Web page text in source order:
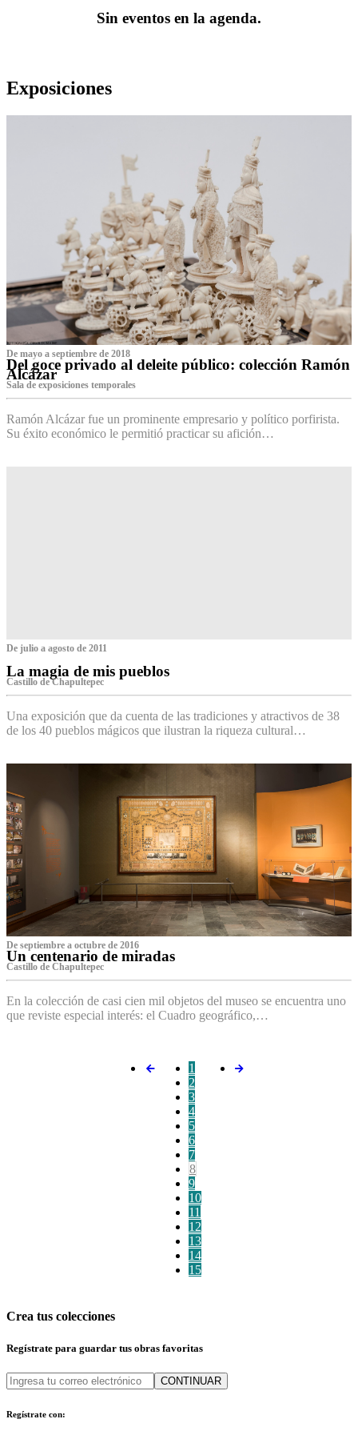
Sin eventos en la agenda.
Exposiciones
De mayo a septiembre de 2018
Del goce privado al deleite público: colección Ramón
Alcázar
Sala de exposiciones temporales
Ramón Alcázar fue un prominente empresario y político porfirista.
Su éxito económico le permitió practicar su afición…
De julio a agosto de 2011
La magia de mis pueblos
Castillo de Chapultepec
Una exposición que da cuenta de las tradiciones y atractivos de 38
de los 40 pueblos mágicos que ilustran la riqueza cultural…
De septiembre a octubre de 2016
Un centenario de miradas
Castillo de Chapultepec
En la colección de casi cien mil objetos del museo se encuentra uno
que reviste especial interés: el Cuadro geográfico,…
1
2
3
4
5
6
7
8
9
10
11
12
13
14
15
Crea tus colecciones
Regístrate para guardar tus obras favoritas
CONTINUAR
Regístrate con: